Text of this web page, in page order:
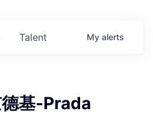
Talent My alerts
基-Prada